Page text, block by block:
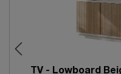
TV - Lowboard